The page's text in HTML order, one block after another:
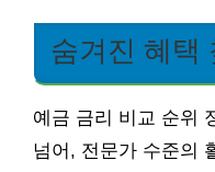
숨겨진 혜택
예금 금리 비교 순위
넘어, 전문가 수준의